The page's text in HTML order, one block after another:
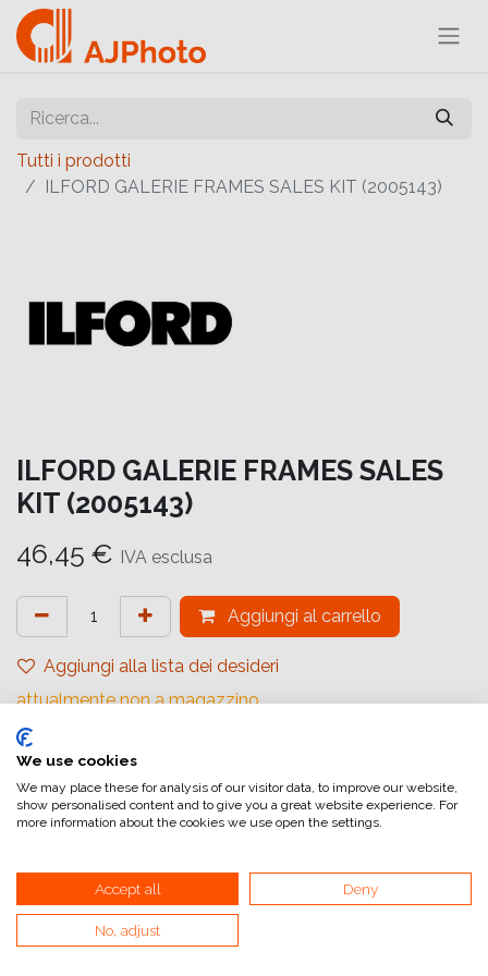
Tutti i prodotti
ILFORD GALERIE FRAMES SALES KIT (2005143)
ILFORD GALERIE FRAMES SALES
KIT (2005143)
46,45 € IVA esclusa
Aggiungi al carrello
Aggiungi alla lista dei desideri
attualmente non a magazzino
Riferimento interno:
Collegamenti utili
Home
We use cookies
We may place these for analysis of our visitor data, to improve our website,
show personalised content and to give you a great website experience. For
more information about the cookies we use open the settings.
Accept all Deny
No, adjust